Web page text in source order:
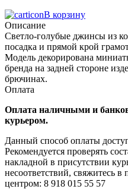
В корзину
Описание
Светло-голубые джинсы из
посадка и прямой крой
Модель декорирована
бренда на задней стороне
брючинах.
Оплата
Оплата наличными и
курьером.
Данный способ оплаты
Рекомендуется проверять
накладной в присутствии
несоответствий, свяжитесь в
центром: 8 918 015 55 57